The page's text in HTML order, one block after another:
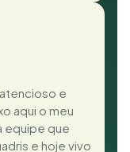
e
aqui o meu
equipe que
e hoje vivo